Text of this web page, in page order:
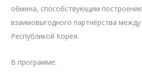
обмена, способствующим
взаимовыгодного партнёрства
Республикой Корея.
В программе: